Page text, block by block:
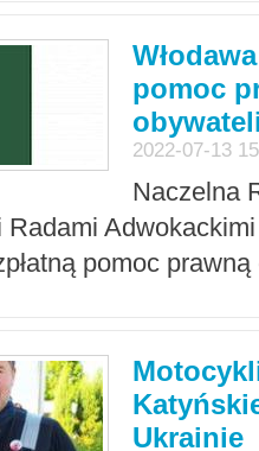
pomoc
2022-07-13
Naczelna
Adwokackimi
pomoc
Ukrainie